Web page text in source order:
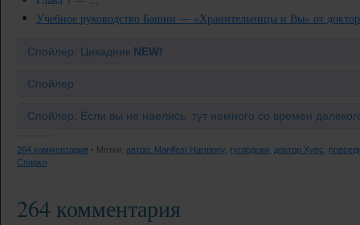
Учебное руководство Башни — «Хранительницы и Вы» от
Спойлер: Цикадник NEW!
Спойлер
Спойлер: Если вы не наелись, тут немного со времен
264 комментария • Метки: автор: Manifest Harmony гуглодоки доктор Хувс
Спаркл
264 комментария